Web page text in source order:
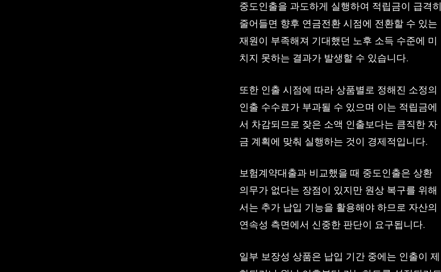
중도인출을 과도하게 실행하여 적립금이 급격히
줄어들면 향후 연금전환 시점에 전환할 수 있는
재원이 부족해져 기대했던 노후 소득 수준에 미
치지 못하는 결과가 발생할 수 있습니다.
또한 인출 시점에 따라 상품별로 정해진 소정의
인출 수수료가 부과될 수 있으며 이는 적립금에
서 차감되므로 잦은 소액 인출보다는 큼직한 자
금 계획에 맞춰 실행하는 것이 경제적입니다.
보험계약대출과 비교했을 때 중도인출은 상환
의무가 없다는 장점이 있지만 원상 복구를 위해
서는 추가 납입 기능을 활용해야 하므로 자산의
연속성 측면에서 신중한 판단이 요구됩니다.
일부 보장성 상품은 납입 기간 중에는 인출이 제